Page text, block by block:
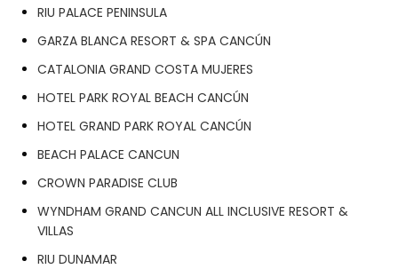
RIU PALACE PENINSULA
GARZA BLANCA RESORT & SPA CANCÚN
CATALONIA GRAND COSTA MUJERES
HOTEL PARK ROYAL BEACH CANCÚN
HOTEL GRAND PARK ROYAL CANCÚN
BEACH PALACE CANCUN
CROWN PARADISE CLUB
WYNDHAM GRAND CANCUN ALL INCLUSIVE RESORT &
VILLAS
RIU DUNAMAR